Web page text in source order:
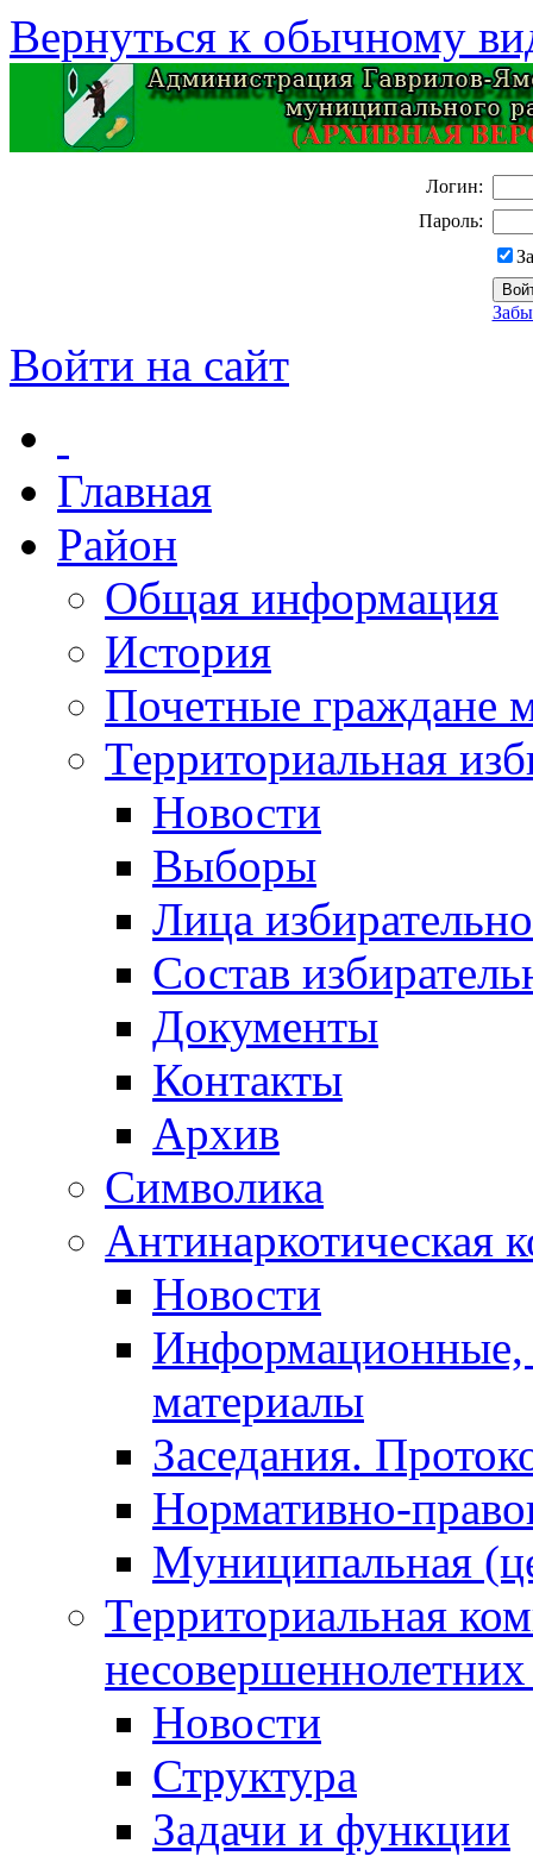
Вернуться к обычному
Логин:
Пароль:
Войти на сайт
Главная
Район
Общая информация
История
Почетные граждане
Территориальная
Новости
Выборы
Лица
Состав
Документы
Контакты
Архив
Символика
Антинаркотическая
Новости
Информационные,
материалы
Заседания.
Нормативно-
Муниципальная
Территориальная
Новости
Структура
Задачи и функции